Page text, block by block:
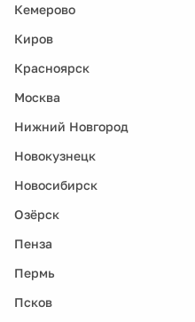
Кемерово
Киров
Красноярск
Москва
Нижний Новгород
Новокузнецк
Новосибирск
Озёрск
Пенза
Пермь
Псков